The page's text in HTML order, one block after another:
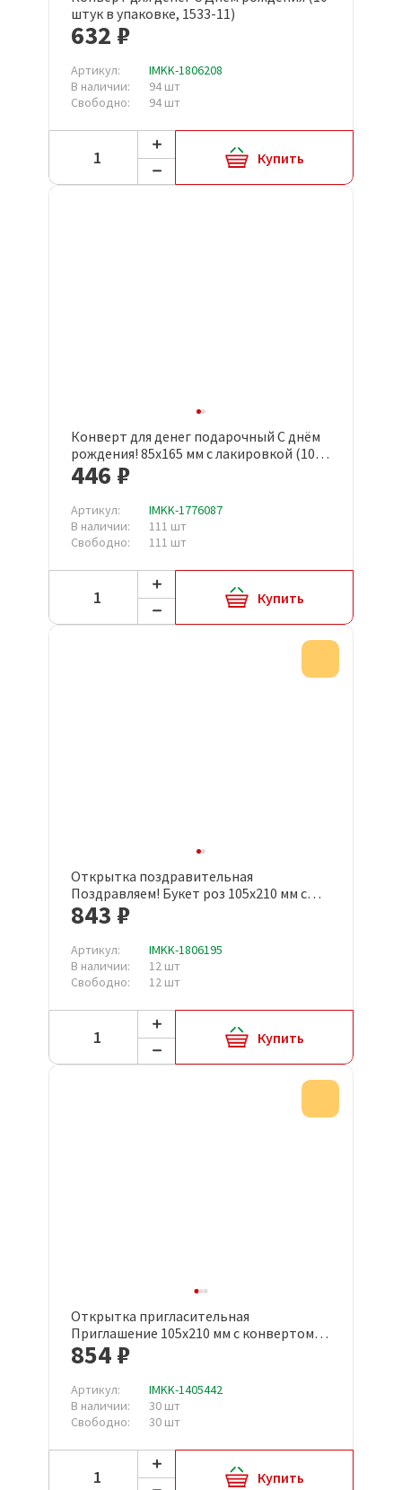
штук в упаковке, 1533-11)
632 ₽
Артикул:
IMKK-1806208
В наличии:
94 шт
Свободно:
94 шт
Купить
Конверт для денег подарочный С днём
рождения! 85x165 мм с лакировкой (10
штук в упаковке, КД-274)
446 ₽
Артикул:
IMKK-1776087
В наличии:
111 шт
Свободно:
111 шт
Купить
Открытка поздравительная
Поздравляем! Букет роз 105x210 мм с
конвертом (10 штук в упаковке, 1532-
11)
843 ₽
Артикул:
IMKK-1806195
В наличии:
12 шт
Свободно:
12 шт
Купить
Открытка пригласительная
Приглашение 105x210 мм с конвертом
854 ₽
Артикул:
IMKK-1405442
В наличии:
30 шт
Свободно:
30 шт
Купить